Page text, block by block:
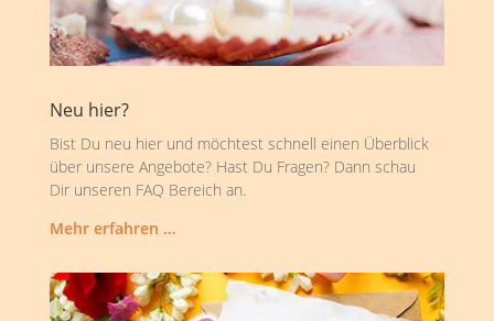
Neu hier?
Bist Du neu hier und möchtest schnell einen Überblick
über unsere Angebote? Hast Du Fragen? Dann schau
Dir unseren FAQ Bereich an.
Mehr erfahren …